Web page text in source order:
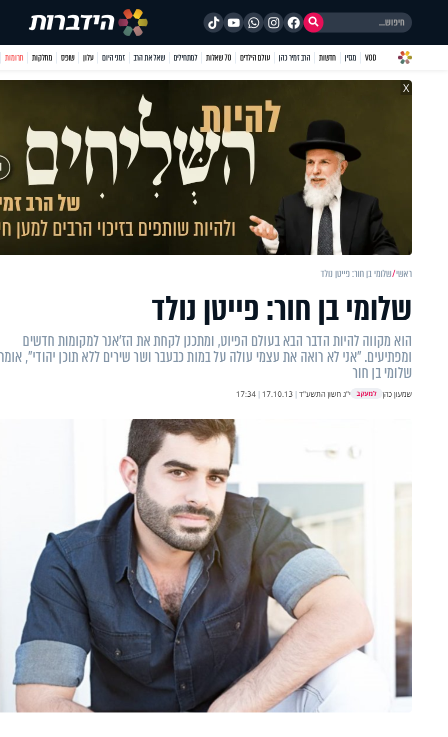
VOD מגזין חדשות הרב זמיר כהן עולם הילדים 70 שאלות למתחילים שאל את הרב זמני היום עלון שופס מחלקות תרומות
X
ראשי שלומי בן חור: פייטן נולד
שלומי בן חור: פייטן נולד
הוא מקווה להיות הדבר הבא בעולם הפיוט, ומתכנן לקחת את הז'אנר למקומות חדשים
ומפתיעים. "אני לא רואה את עצמי עולה על במות כבעבר ושר שירים ללא תוכן יהודי",
שלומי בן חור
שמעון כהן למעקב י"ג חשון התשע"ד |
17.10.13
|
17:34